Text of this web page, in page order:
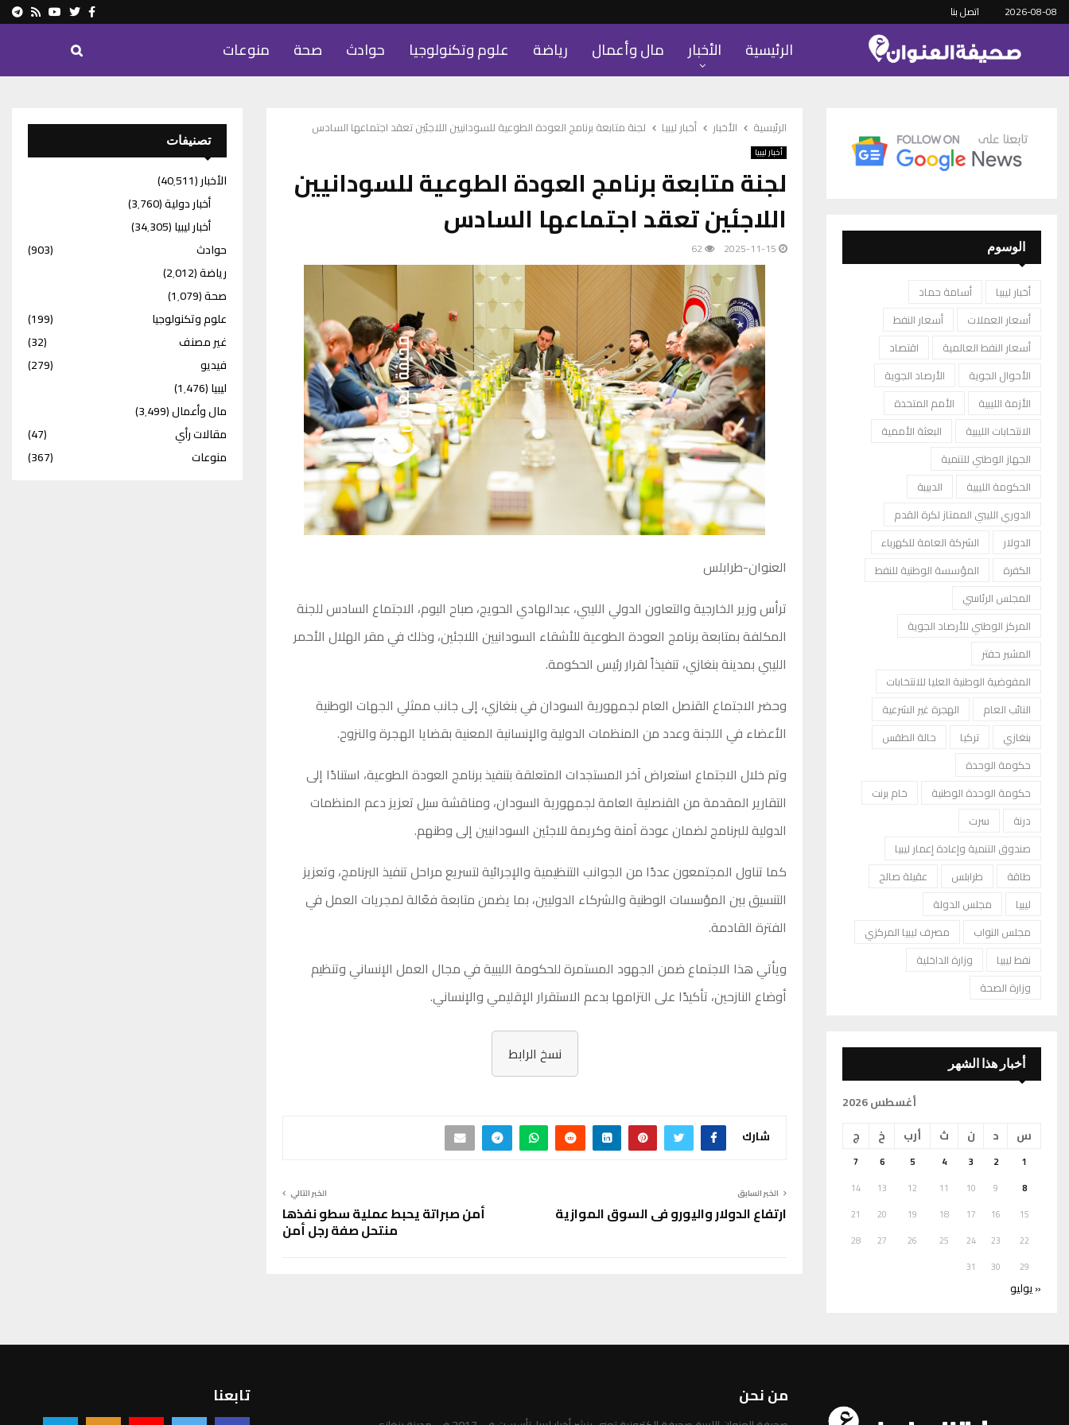
2026-08-08 اتصل بنا Facebook
Twitter
Youtube
Rss
الرئيسية الأخبار مال وأعمال رياضة علوم وتكنولوجيا حوادث صحة منوعات
الرئيسية الأخبار أخبار ليبيا لجنة متابعة برنامج العودة الطوعية للسودانيين اللاجئين تعقد اجتماعها السادس
أخبار ليبيا
لجنة متابعة برنامج العودة الطوعية للسودانيين
اللاجئين تعقد اجتماعها السادس
2025-11-15
62
العنوان-طرابلس
ترأس وزير الخارجية والتعاون الدولي الليبي، عبدالهادي الحويج، صباح اليوم، الاجتماع السادس للجنة
المكلفة بمتابعة برنامج العودة الطوعية للأشقاء السودانيين اللاجئين، وذلك في مقر الهلال الأحمر
الليبي بمدينة بنغازي، تنفيذاً لقرار رئيس الحكومة.
وحضر الاجتماع القنصل العام لجمهورية السودان في بنغازي، إلى جانب ممثلي الجهات الوطنية
الأعضاء في اللجنة وعدد من المنظمات الدولية والإنسانية المعنية بقضايا الهجرة والنزوح.
وتم خلال الاجتماع استعراض آخر المستجدات المتعلقة بتنفيذ برنامج العودة الطوعية، استنادًا إلى
التقارير المقدمة من القنصلية العامة لجمهورية السودان، ومناقشة سبل تعزيز دعم المنظمات
الدولية للبرنامج لضمان عودة آمنة وكريمة للاجئين السودانيين إلى وطنهم.
كما تناول المجتمعون عددًا من الجوانب التنظيمية والإجرائية لتسريع مراحل تنفيذ البرنامج، وتعزيز
التنسيق بين المؤسسات الوطنية والشركاء الدوليين، بما يضمن متابعة فعّالة لمجريات العمل في
الفترة القادمة.
ويأتي هذا الاجتماع ضمن الجهود المستمرة للحكومة الليبية في مجال العمل الإنساني وتنظيم
أوضاع النازحين، تأكيدًا على التزامها بدعم الاستقرار الإقليمي والإنساني.
نسخ الرابط
شارك
الخبر السابق
ارتفاع الدولار واليورو في السوق الموازية
الخبر التالي
أمن صبراتة يحبط عملية سطو نفذها
منتحل صفة رجل أمن
الوسوم
أخبار ليبيا
أسامة حماد
أسعار العملات
أسعار النفط
أسعار النفط العالمية
اقتصاد
الأحوال الجوية
الأرصاد الجوية
الأزمة الليبية
الأمم المتحدة
الانتخابات الليبية
البعثة الأممية
الجهاز الوطني للتنمية
الحكومة الليبية
الدبيبة
الدوري الليبي الممتاز لكرة القدم
الدولار
الشركة العامة للكهرباء
الكفرة
المؤسسة الوطنية للنفط
المجلس الرئاسي
المركز الوطني للأرصاد الجوية
المشير حفتر
المفوضية الوطنية العليا للانتخابات
النائب العام
الهجرة غير الشرعية
بنغازي
تركيا
حالة الطقس
حكومة الوحدة
حكومة الوحدة الوطنية
خام برنت
درنة
سرت
صندوق التنمية وإعادة إعمار ليبيا
طاقة
طرابلس
عقيلة صالح
ليبيا
مجلس الدولة
مجلس النواب
مصرف ليبيا المركزي
نفط ليبيا
وزارة الداخلية
وزارة الصحة
أخبار هذا الشهر
أغسطس 2026
س
د ن ث أرب خ ج
1
2
3
4
5
6
7
8
9
10
11
12
13
14
15
16
17
18
19
20
21
22
23
24
25
26
27
28
29
30
31
« يوليو
تصنيفات
الأخبار(40٬511)
أخبار دولية(3٬760)
أخبار ليبيا(34٬305)
حوادث
(903)
رياضة(2٬012)
صحة(1٬079)
علوم وتكنولوجيا
(199)
غير مصنف
(32)
فيديو
(279)
ليبيا(1٬476)
مال وأعمال(3٬499)
مقالات رأي
(47)
منوعات
(367)
من نحن تابعنا